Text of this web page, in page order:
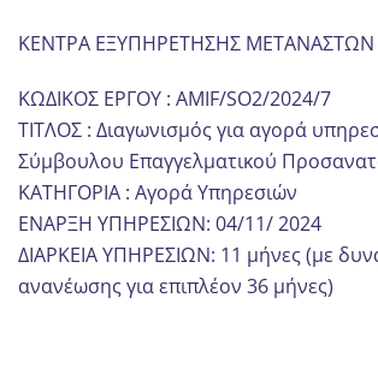
ΚΕΝΤΡΑ ΕΞΥΠΗΡΕΤΗΣΗΣ ΜΕΤΑΝΑΣΤΩΝ
ΚΩΔΙΚΟΣ ΕΡΓΟΥ : AMIF/SO2/2024/7
ΤΙΤΛΟΣ : Διαγωνισμός για αγορά
Σύμβουλου Επαγγελματικού
ΚΑΤΗΓΟΡΙΑ : Αγορά Υπηρεσιών
ΕΝΑΡΞΗ ΥΠΗΡΕΣΙΩΝ: 04/11/ 2024
ΔΙΑΡΚΕΙΑ ΥΠΗΡΕΣΙΩΝ: 11 μήνες (με
ανανέωσης για επιπλέον 36 μήνες)